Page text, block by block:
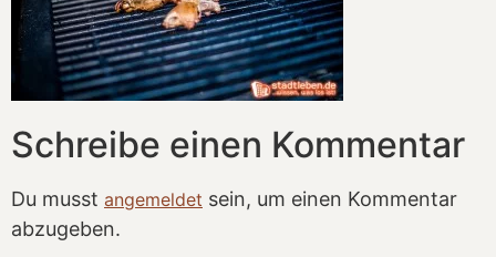
Schreibe einen Kommentar
Du musst angemeldet sein, um einen Kommentar
abzugeben.